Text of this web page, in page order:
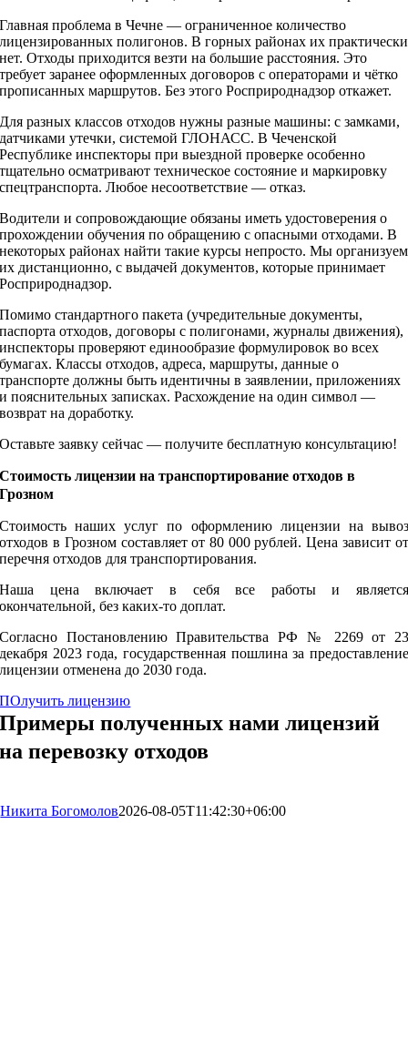
Главная проблема в Чечне — ограниченное количество
лицензированных полигонов. В горных районах их практически
нет. Отходы приходится везти на большие расстояния. Это
требует заранее оформленных договоров с операторами и чётко
прописанных маршрутов. Без этого Росприроднадзор откажет.
Для разных классов отходов нужны разные машины: с замками,
датчиками утечки, системой ГЛОНАСС. В Чеченской
Республике инспекторы при выездной проверке особенно
тщательно осматривают техническое состояние и маркировку
спецтранспорта. Любое несоответствие — отказ.
Водители и сопровождающие обязаны иметь удостоверения о
прохождении обучения по обращению с опасными отходами. В
некоторых районах найти такие курсы непросто. Мы организуем
их дистанционно, с выдачей документов, которые принимает
Росприроднадзор.
Помимо стандартного пакета (учредительные документы,
паспорта отходов, договоры с полигонами, журналы движения),
инспекторы проверяют единообразие формулировок во всех
бумагах. Классы отходов, адреса, маршруты, данные о
транспорте должны быть идентичны в заявлении, приложениях
и пояснительных записках. Расхождение на один символ —
возврат на доработку.
Оставьте заявку сейчас — получите бесплатную консультацию!
Стоимость лицензии на транспортирование отходов в
Грозном
Стоимость наших услуг по оформлению лицензии на вывоз
отходов в Грозном составляет от 80 000 рублей. Цена зависит от
перечня отходов для транспортирования.
Наша цена включает в себя все работы и является
окончательной, без каких-то доплат.
Согласно Постановлению Правительства РФ № 2269 от 23
декабря 2023 года, государственная пошлина за предоставление
лицензии отменена до 2030 года.
ПОлучить лицензию
Примеры полученных нами лицензий
на перевозку отходов
Никита Богомолов2026-08-05T11:42:30+06:00